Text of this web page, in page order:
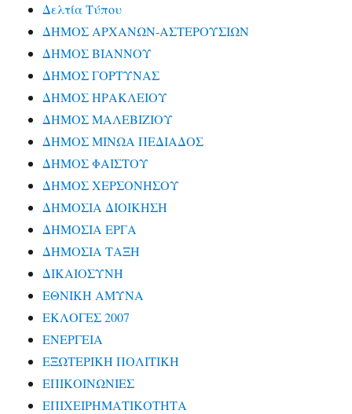
Δελτία Τύπου
ΔΗΜΟΣ ΑΡΧΑΝΩΝ-ΑΣΤΕΡΟΥΣΙΩΝ
ΔΗΜΟΣ ΒΙΑΝΝΟΥ
ΔΗΜΟΣ ΓΟΡΤΥΝΑΣ
ΔΗΜΟΣ ΗΡΑΚΛΕΙΟΥ
ΔΗΜΟΣ ΜΑΛΕΒΙΖΙΟΥ
ΔΗΜΟΣ ΜΙΝΩΑ ΠΕΔΙΑΔΟΣ
ΔΗΜΟΣ ΦΑΙΣΤΟΥ
ΔΗΜΟΣ ΧΕΡΣΟΝΗΣΟΥ
ΔΗΜΟΣΙΑ ΔΙΟΙΚΗΣΗ
ΔΗΜΟΣΙΑ ΕΡΓΑ
ΔΗΜΟΣΙΑ ΤΑΞΗ
ΔΙΚΑΙΟΣΥΝΗ
ΕΘΝΙΚΗ ΑΜΥΝΑ
ΕΚΛΟΓΕΣ 2007
ΕΝΕΡΓΕΙΑ
ΕΞΩΤΕΡΙΚΗ ΠΟΛΙΤΙΚΗ
ΕΠΙΚΟΙΝΩΝΙΕΣ
ΕΠΙΧΕΙΡΗΜΑΤΙΚΟΤΗΤΑ